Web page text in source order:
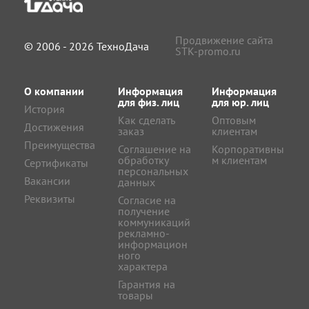
© 2006 - 2026 ТехноДача
Продвижение сайта
STK-promo.ru
О компании
История
Достижения
Преимущества
Сертификаты
Вакансии
Реквизиты
Информация
для физ. лиц
Как сделать
заказ
Соглашение на
обработку
персональных
данных
Согласие на
получение
коммуникаций
рекламно-
информацион
ного
характера
Гарантия на
товары
Информация
для юр. лиц
Оптовым
клиентам
Корпоративны
м клиентам